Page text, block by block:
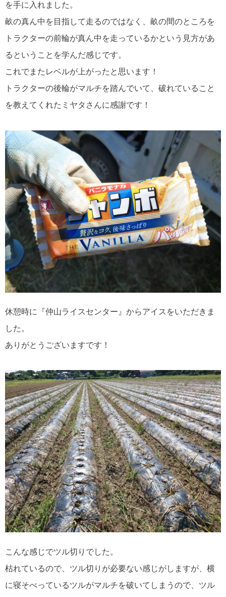
を手に入れました。
畝の真ん中を目指して走るのではなく、畝の間のところを
トラクターの前輪が真ん中を走っているかという見方があ
るということを学んだ感じです。
これでまたレベルが上がったと思います！
トラクターの後輪がマルチを踏んでいて、破れていること
を教えてくれたミヤタさんに感謝です！
休憩時に『仲山ライスセンター』からアイスをいただきま
した。
ありがとうございますです！
こんな感じでツル切りでした。
枯れているので、ツル切りが必要ない感じがしますが、横
に寝そべっているツルがマルチを破いてしまうので、ツル